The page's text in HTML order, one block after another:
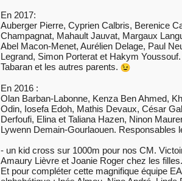
En 2017:
Auberger Pierre, Cyprien Calbris, Berenice
Champagnat, Mahault Jauvat, Margaux
Abel Macon-Menet, Aurélien Delage, Paul
Legrand, Simon Porterat et Hakym
Tabaran et les autres parents.
En 2016 :
Olan Barban-Labonne, Kenza Ben Ahmed,
Odin, Iosefa Edoh, Mathis Devaux, César
Derfoufi, Elina et Taliana Hazen, Ninon
Lywenn Demain-Gourlaouen. Responsables
- un kid cross sur 1000m pour nos CM.
Amaury Lièvre et Joanie Roger chez les
Et pour compléter cette magnifique équipe